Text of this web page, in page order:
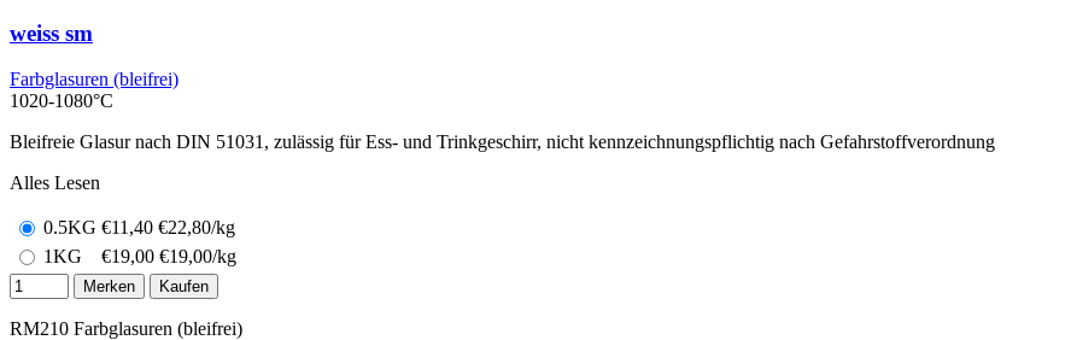
weiss sm
Farbglasuren (bleifrei)
1020-1080°C
Bleifreie Glasur nach DIN 51031, zulässig für Ess- und Trinkgeschirr, nicht kennzeichnungspflichtig nach Gefahrstoffverordnung
Alles Lesen
0.5KG €11,40 €22,80/kg
1KG
€19,00 €19,00/kg
Merken Kaufen
RM210 Farbglasuren (bleifrei)